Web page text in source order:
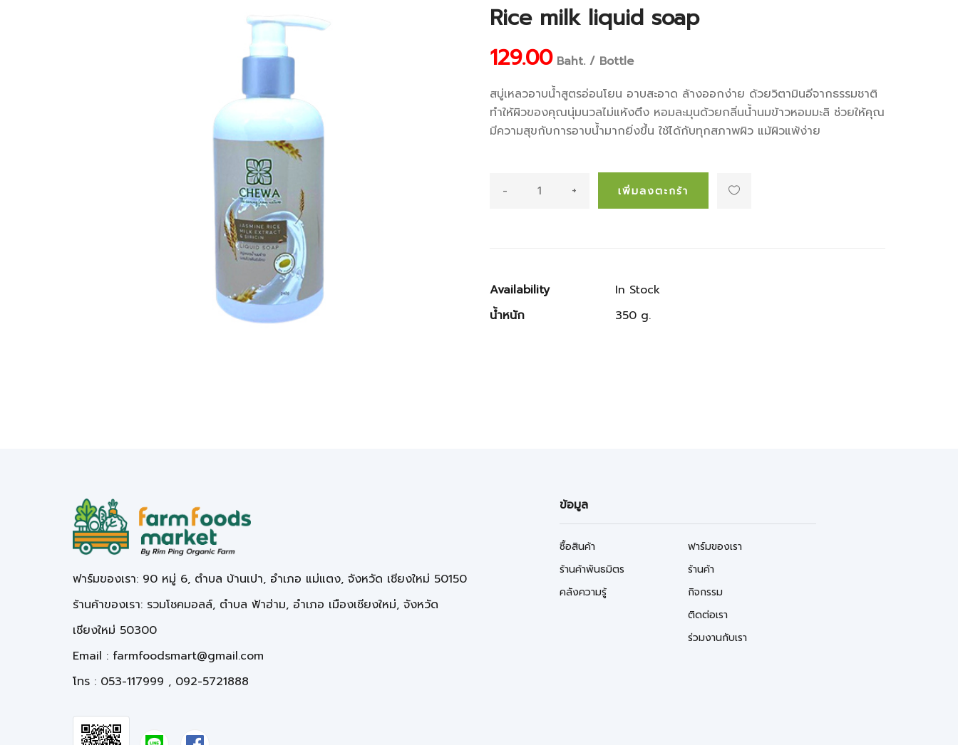
Rice milk liquid soap
129.00Baht. / Bottle
สบู่เหลวอาบน้ำสูตรอ่อนโยน อาบสะอาด ล้างออกง่าย ด้วยวิตามินอีจากธรรมชาติ
ทำให้ผิวของคุณนุ่มนวลไม่แห้งตึง หอมละมุนด้วยกลิ่นน้ำนมข้าวหอมมะลิ ช่วยให้คุณ
มีความสุขกับการอาบน้ำมากยิ่งขึ้น ใช้ได้กับทุกสภาพผิว แม้ผิวแพ้ง่าย
- + เพิ่มลงตะกร้า
Availability
In Stock
น้ำหนัก
350 g.
ฟาร์มของเรา: 90 หมู่ 6, ตำบล บ้านเปา, อำเภอ แม่แตง, จังหวัด เชียงใหม่ 50150
ร้านค้าของเรา: รวมโชคมอลล์, ตำบล ฟ้าฮ่าม, อำเภอ เมืองเชียงใหม่, จังหวัด
เชียงใหม่ 50300
Email : farmfoodsmart@gmail.com
โทร : 053-117999 , 092-5721888
ข้อมูล
ซื้อสินค้า
ร้านค้าพันธมิตร
คลังความรู้
ฟาร์มของเรา
ร้านค้า
กิจกรรม
ติดต่อเรา
ร่วมงานกับเรา